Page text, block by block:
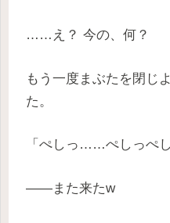
……え？ 今の、何？
もう一度まぶたを閉じ
た。
「ぺしっ……ぺしっぺし
——また来たw